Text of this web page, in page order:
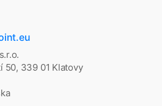
50, 339 01 Klatovy